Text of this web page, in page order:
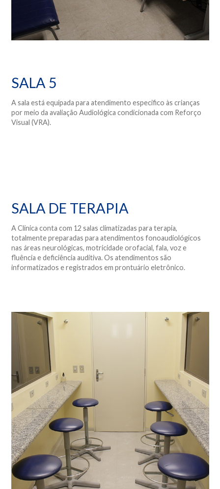
SALA 5
A sala está equipada para atendimento especifico às crianças
por meio da avaliação Audiológica condicionada com Reforço
Visual (VRA).
SALA DE TERAPIA
A Clínica conta com 12 salas climatizadas para terapia,
totalmente preparadas para atendimentos fonoaudiológicos
nas áreas neurológicas, motricidade orofacial, fala, voz e
fluência e deficiência auditiva. Os atendimentos são
informatizados e registrados em prontuário eletrônico.